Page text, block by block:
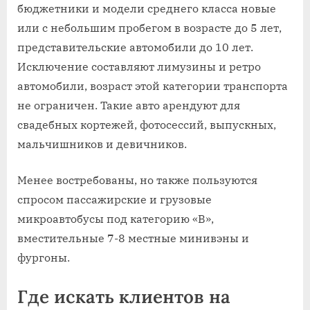
бюджетники и модели среднего класса новые
или с небольшим пробегом в возрасте до 5 лет,
представительские автомобили до 10 лет.
Исключение составляют лимузины и ретро
автомобили, возраст этой категории транспорта
не ограничен. Такие авто арендуют для
свадебных кортежей, фотосессий, выпускных,
мальчишников и девичников.
Менее востребованы, но также пользуются
спросом пассажирские и грузовые
микроавтобусы под категорию «B»,
вместительные 7-8 местные минивэны и
фургоны.
Где искать клиентов на